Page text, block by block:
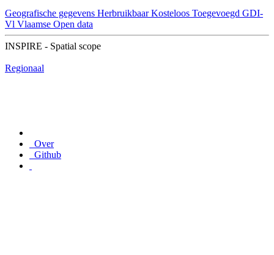
Geografische gegevens Herbruikbaar Kosteloos Toegevoegd GDI-
Vl Vlaamse Open data
INSPIRE - Spatial scope
Regionaal
Over
Github